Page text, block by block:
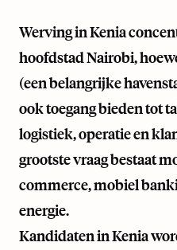
Werving in Kenia
hoofdstad Nairobi,
(een belangrijke
ook toegang bieden tot
logistiek, operatie en
grootste vraag bestaat
commerce, mobiel
energie.
Kandidaten in Kenia